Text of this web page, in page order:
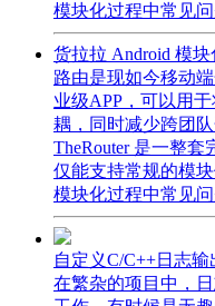
模块化过程中常见问
货拉拉 Android 模
路由是现如今移动
业级APP，可以用
耦，同时减少跨团
TheRouter 是一整
仅能支持常规的模
模块化过程中常见问
自定义C/C++日志输
在繁杂的项目中，